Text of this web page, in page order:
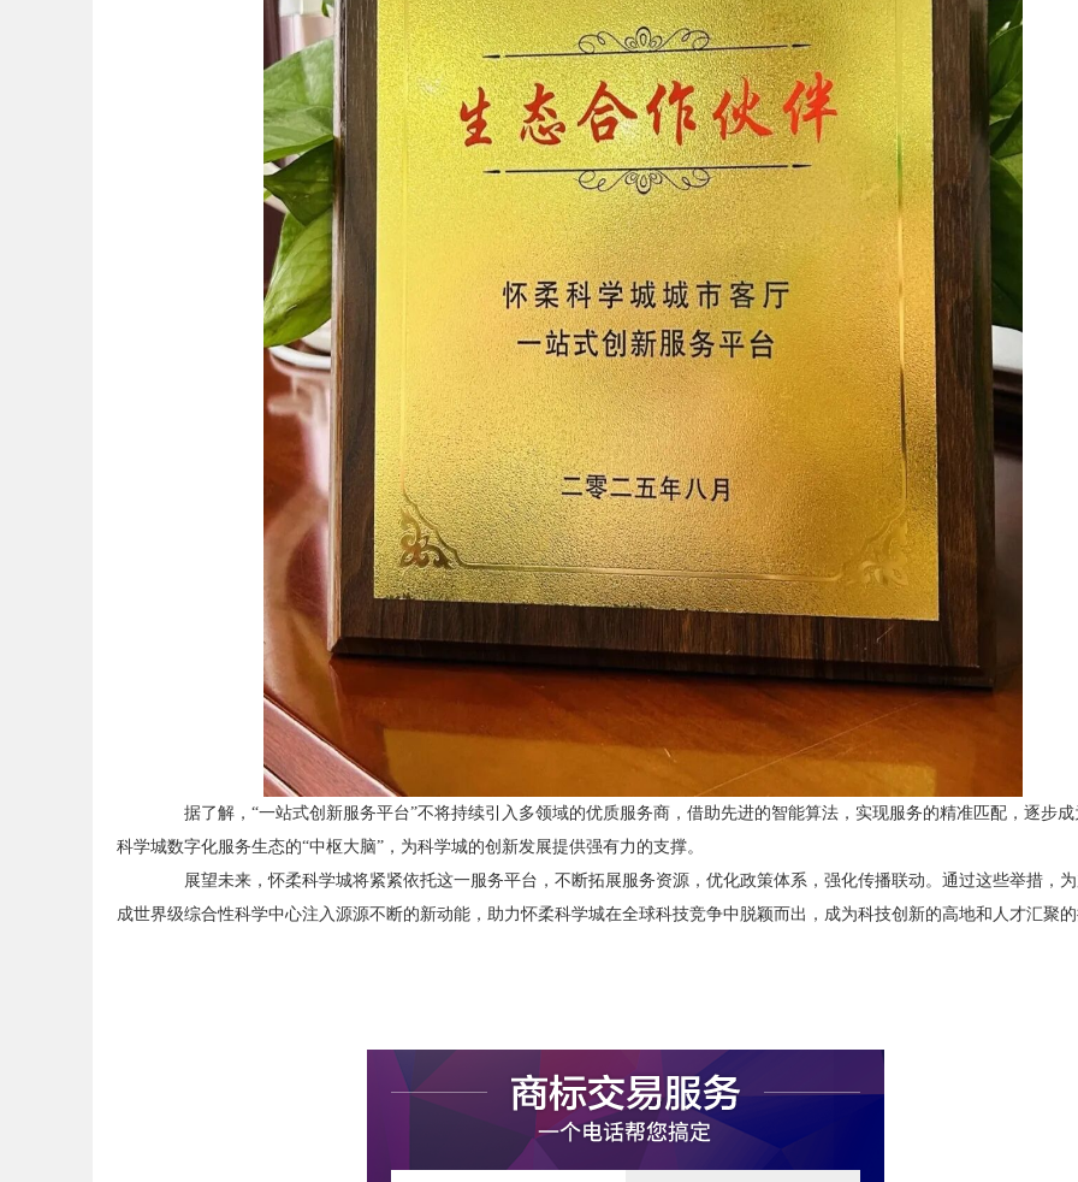
据了解，“一站式创新服务平台”不将持续引入多领域的优质服务商，借助先进的智能算法，实现服务的精准匹配，逐步成
科学城数字化服务生态的“中枢大脑”，为科学城的创新发展提供强有力的支撑。
展望未来，怀柔科学城将紧紧依托这一服务平台，不断拓展服务资源，优化政策体系，强化传播联动。通过这些举措，
成世界级综合性科学中心注入源源不断的新动能，助力怀柔科学城在全球科技竞争中脱颖而出，成为科技创新的高地和人才汇聚